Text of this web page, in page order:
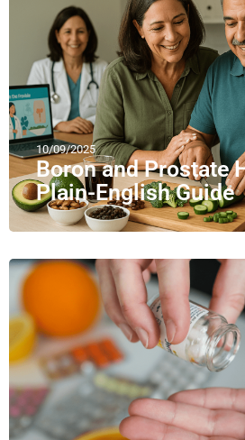
10/09/2025
Boron and Prostate
Plain-English Guide